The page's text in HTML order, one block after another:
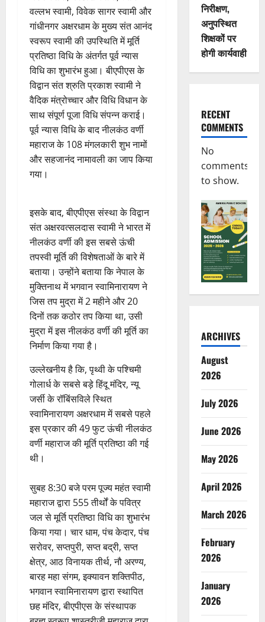
वल्लभ स्वामी, विवेक सागर स्वामी और
गांधीनगर अक्षरधाम के मुख्य संत आनंद
स्वरूप स्वामी की उपस्थिति में मूर्ति
प्रतिष्ठा विधि के अंतर्गत पूर्व न्यास
विधि का शुभारंभ हुआ। बीएपीएस के
विद्वान संत श्रुति प्रकाश स्वामी ने
वैदिक मंत्रोच्चार और विधि विधान के
साथ संपूर्ण पूजा विधि संपन्न कराई।
पूर्व न्यास विधि के बाद नीलकंठ वर्णी
महाराज के 108 मंगलकारी शुभ नामों
और सहजानंद नामावली का जाप किया
गया।
इसके बाद, बीएपीएस संस्था के विद्वान
संत अक्षरवत्सलदास स्वामी ने भारत में
नीलकंठ वर्णी की इस सबसे ऊंची
तपस्वी मूर्ति की विशेषताओं के बारे में
बताया। उन्होंने बताया कि नेपाल के
मुक्तिनाथ में भगवान स्वामिनारायण ने
जिस तप मुद्रा में 2 महीने और 20
दिनों तक कठोर तप किया था, उसी
मुद्रा में इस नीलकंठ वर्णी की मूर्ति का
निर्माण किया गया है।
उल्लेखनीय है कि, पृथ्वी के पश्चिमी
गोलार्ध के सबसे बड़े हिंदू मंदिर, न्यू
जर्सी के रॉबिंसविले स्थित
स्वामिनारायण अक्षरधाम में सबसे पहले
इस प्रकार की 49 फुट ऊंची नीलकंठ
वर्णी महाराज की मूर्ति प्रतिष्ठा की गई
थी।
सुबह 8:30 बजे परम पूज्य महंत स्वामी
महाराज द्वारा 555 तीर्थों के पवित्र
जल से मूर्ति प्रतिष्ठा विधि का शुभारंभ
किया गया। चार धाम, पंच केदार, पंच
सरोवर, सप्तपुरी, सप्त बद्री, सप्त
क्षेत्र, आठ विनायक तीर्थ, नौ अरण्य,
बारह महा संगम, इक्यावन शक्तिपीठ,
भगवान स्वामिनारायण द्वारा स्थापित
छह मंदिर, बीएपीएस के संस्थापक
निरीक्षण,
अनुपस्थित
शिक्षकों पर
होगी कार्यवाही
RECENT
COMMENTS
No
comments
to show.
ARCHIVES
August
2026
July 2026
June 2026
May 2026
April 2026
March 2026
February
2026
January
2026